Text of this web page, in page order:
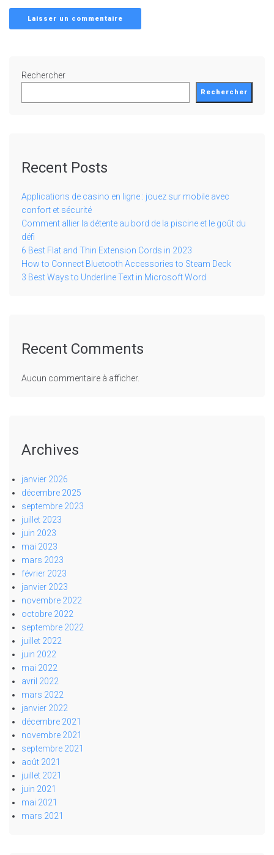
Rechercher
Rechercher
Recent Posts
Applications de casino en ligne : jouez sur mobile avec
confort et sécurité
Comment allier la détente au bord de la piscine et le goût du
défi
6 Best Flat and Thin Extension Cords in 2023
How to Connect Bluetooth Accessories to Steam Deck
3 Best Ways to Underline Text in Microsoft Word
Recent Comments
Aucun commentaire à afficher.
Archives
janvier 2026
décembre 2025
septembre 2023
juillet 2023
juin 2023
mai 2023
mars 2023
février 2023
janvier 2023
novembre 2022
octobre 2022
septembre 2022
juillet 2022
juin 2022
mai 2022
avril 2022
mars 2022
janvier 2022
décembre 2021
novembre 2021
septembre 2021
août 2021
juillet 2021
juin 2021
mai 2021
mars 2021